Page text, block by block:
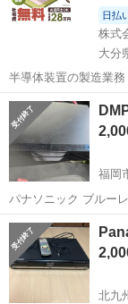
日払
株式
大分
半導体装置の製造業
★赴任旅費会社負担
給1,500円！《大分県中津市》 人気の工場のお仕
のシート製造◇ ＊クリ
大分 中津市
福岡
パナソニック ブルー
ラック DMP-BD90 動
ますが、普通に使用できます 業界最小・最軽量の
ど...
福岡 福岡市
北九